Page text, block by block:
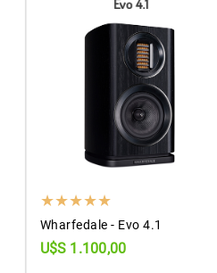
Wharfedale - Evo 4.1
U$S 1.100,00